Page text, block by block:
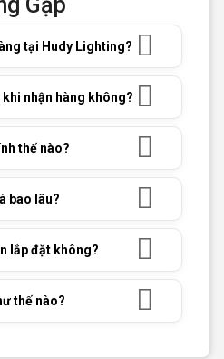
tại Hudy Lighting?
nhận hàng không?
thế nào?
bao lâu?
lắp đặt không?
thế nào?